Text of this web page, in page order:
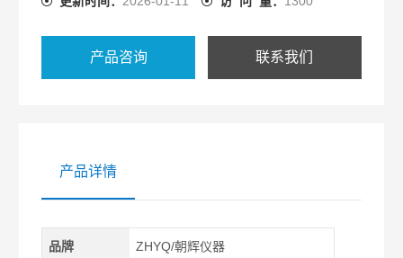
产品咨询 联系我们
产品详情
品牌 ZHYQ/朝辉仪器